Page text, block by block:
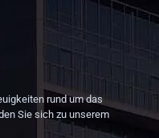
rund um das
Sie sich zu unserem